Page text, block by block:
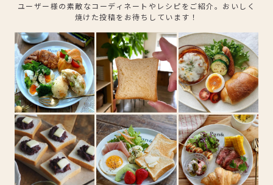
ユーザー様の素敵なコーディネートやレシピをご紹介。おいしく
焼けた投稿をお待ちしています！